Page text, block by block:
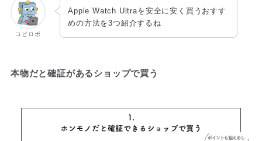
コビロボ
Apple Watch Ultraを安全に安く買うおすす
めの方法を3つ紹介するね
本物だと確証があるショップで買う